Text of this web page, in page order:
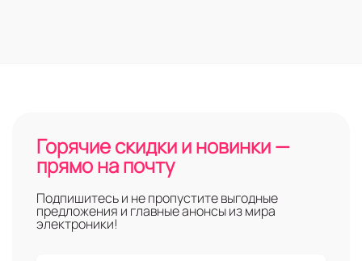
Горячие скидки и новинки —
прямо на почту
Подпишитесь и не пропустите выгодные
предложения и главные анонсы из мира
электроники!